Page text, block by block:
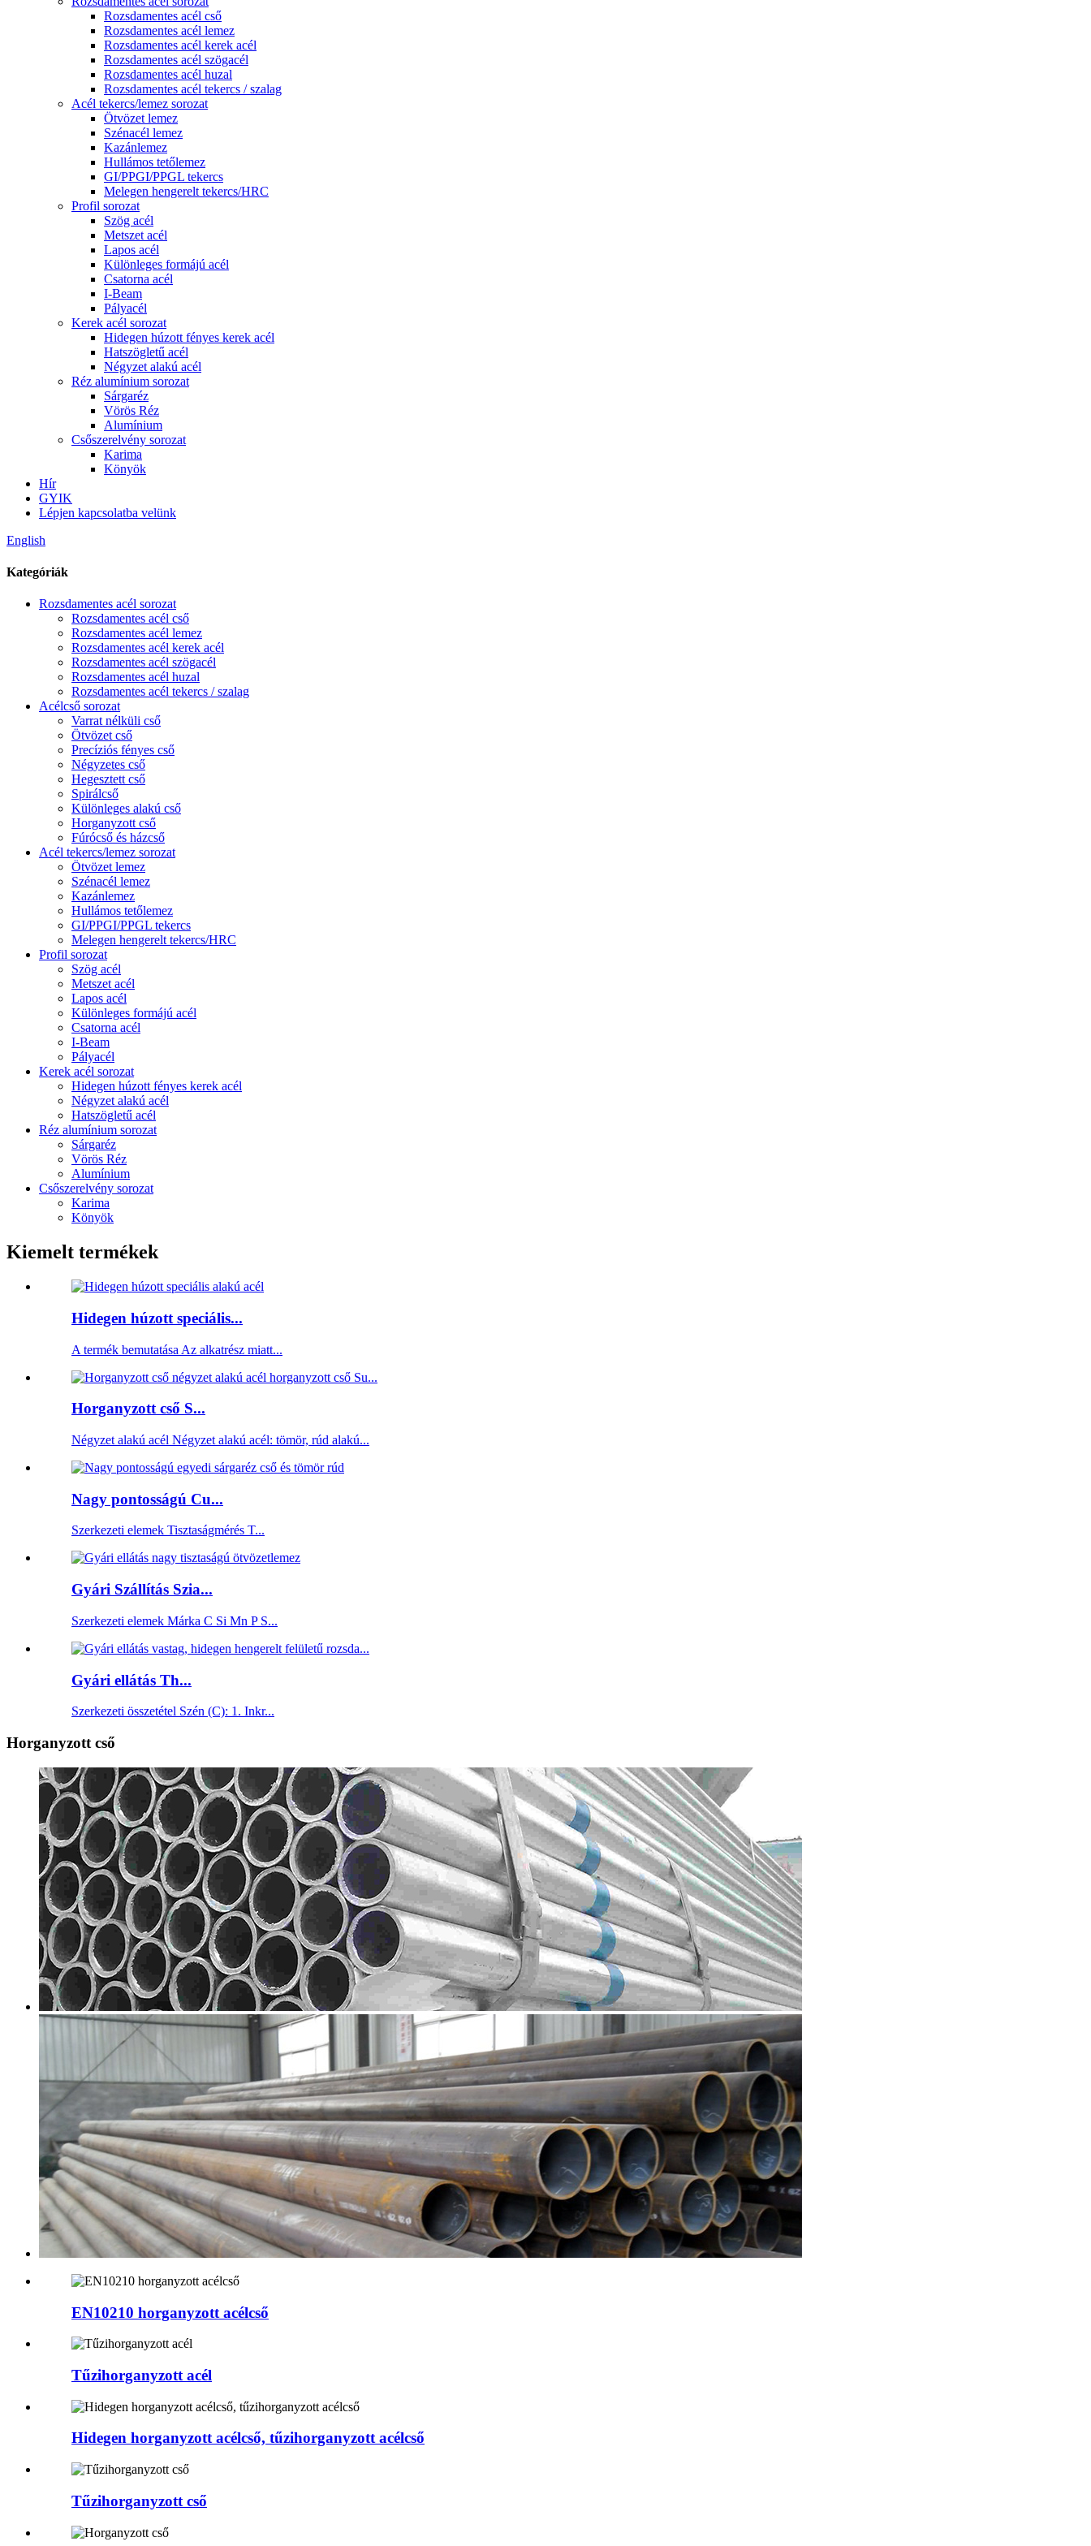
Rozsdamentes acél cső
Rozsdamentes acél lemez
Rozsdamentes acél kerek acél
Rozsdamentes acél szögacél
Rozsdamentes acél huzal
Rozsdamentes acél tekercs / szalag
Acél tekercs/lemez sorozat
Ötvözet lemez
Szénacél lemez
Kazánlemez
Hullámos tetőlemez
GI/PPGI/PPGL tekercs
Melegen hengerelt tekercs/HRC
Profil sorozat
Szög acél
Metszet acél
Lapos acél
Különleges formájú acél
Csatorna acél
I-Beam
Pályacél
Kerek acél sorozat
Hidegen húzott fényes kerek acél
Hatszögletű acél
Négyzet alakú acél
Réz alumínium sorozat
Sárgaréz
Vörös Réz
Alumínium
Csőszerelvény sorozat
Karima
Könyök
Hír
GYIK
Lépjen kapcsolatba velünk
English
Kategóriák
Rozsdamentes acél sorozat
Rozsdamentes acél cső
Rozsdamentes acél lemez
Rozsdamentes acél kerek acél
Rozsdamentes acél szögacél
Rozsdamentes acél huzal
Rozsdamentes acél tekercs / szalag
Acélcső sorozat
Varrat nélküli cső
Ötvözet cső
Precíziós fényes cső
Négyzetes cső
Hegesztett cső
Spirálcső
Különleges alakú cső
Horganyzott cső
Fúrócső és házcső
Acél tekercs/lemez sorozat
Ötvözet lemez
Szénacél lemez
Kazánlemez
Hullámos tetőlemez
GI/PPGI/PPGL tekercs
Melegen hengerelt tekercs/HRC
Profil sorozat
Szög acél
Metszet acél
Lapos acél
Különleges formájú acél
Csatorna acél
I-Beam
Pályacél
Kerek acél sorozat
Hidegen húzott fényes kerek acél
Négyzet alakú acél
Hatszögletű acél
Réz alumínium sorozat
Sárgaréz
Vörös Réz
Alumínium
Csőszerelvény sorozat
Karima
Könyök
Kiemelt termékek
Hidegen húzott speciális...
A termék bemutatása Az alkatrész miatt...
Horganyzott cső S...
Négyzet alakú acél Négyzet alakú acél: tömör, rúd alakú...
Nagy pontosságú Cu...
Szerkezeti elemek Tisztaságmérés T...
Gyári Szállítás Szia...
Szerkezeti elemek Márka C Si Mn P S...
Gyári ellátás Th...
Szerkezeti összetétel Szén (C): 1. Inkr...
Horganyzott cső
EN10210 horganyzott acélcső
Tűzihorganyzott acél
Hidegen horganyzott acélcső, tűzihorganyzott acélcső
Tűzihorganyzott cső